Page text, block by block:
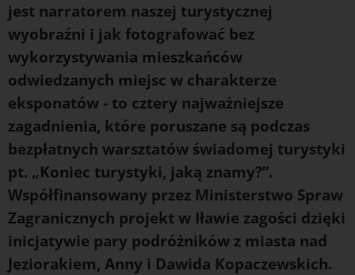
jest narratorem naszej turystycznej
wyobraźni i jak fotografować bez
wykorzystywania mieszkańców
odwiedzanych miejsc w charakterze
eksponatów - to cztery najważniejsze
zagadnienia, które poruszane są podczas
bezpłatnych warsztatów świadomej turystyki
pt. „Koniec turystyki, jaką znamy?”.
Współfinansowany przez Ministerstwo Spraw
Zagranicznych projekt w Iławie zagości dzięki
inicjatywie pary podróżników z miasta nad
Jeziorakiem, Anny i Dawida Kopaczewskich.